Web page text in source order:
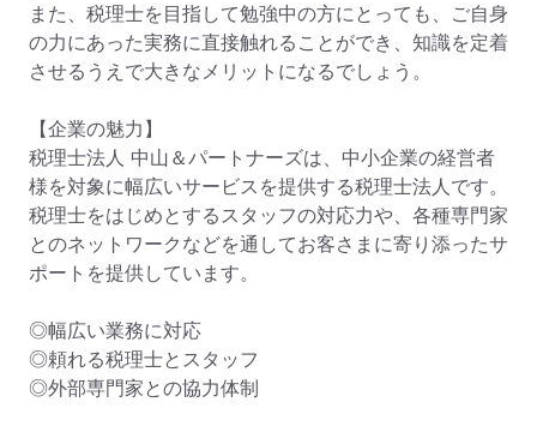
また、税理士を目指して勉強中の方にとっても、ご自身
の力にあった実務に直接触れることができ、知識を定着
させるうえで大きなメリットになるでしょう。
【企業の魅力】
税理士法人 中山＆パートナーズは、中小企業の経営者
様を対象に幅広いサービスを提供する税理士法人です。
税理士をはじめとするスタッフの対応力や、各種専門家
とのネットワークなどを通してお客さまに寄り添ったサ
ポートを提供しています。
◎幅広い業務に対応
◎頼れる税理士とスタッフ
◎外部専門家との協力体制